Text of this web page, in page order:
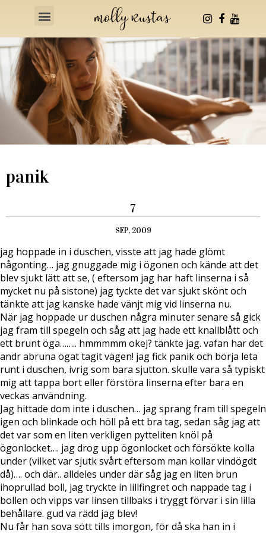
panik
7
SEP, 2009
jag hoppade in i duschen, visste att jag hade glömt
någonting… jag gnuggade mig i ögonen och kände att det
blev sjukt lätt att se, ( eftersom jag har haft linserna i så
mycket nu på sistone) jag tyckte det var sjukt skönt och
tänkte att jag kanske hade vänjt mig vid linserna nu.
När jag hoppade ur duschen några minuter senare så gick
jag fram till spegeln och såg att jag hade ett knallblått och
ett brunt öga…….. hmmmmm okej? tänkte jag. vafan har det
andr abruna ögat tagit vägen! jag fick panik och börja leta
runt i duschen, ivrig som bara sjutton. skulle vara så typiskt
mig att tappa bort eller förstöra linserna efter bara en
veckas användning.
Jag hittade dom inte i duschen… jag sprang fram till spegeln
igen och blinkade och höll på ett bra tag, sedan såg jag att
det var som en liten verkligen pytteliten knöl på
ögonlocket…. jag drog upp ögonlocket och försökte kolla
under (vilket var sjutk svårt eftersom man kollar vindögdt
då)…. och där.. alldeles under där såg jag en liten brun
ihoprullad boll, jag tryckte in lillfingret och nappade tag i
bollen och vipps var linsen tillbaks i tryggt förvar i sin lilla
behållare. gud va rädd jag blev!
Nu får han sova sött tills imorgon, för då ska han in i